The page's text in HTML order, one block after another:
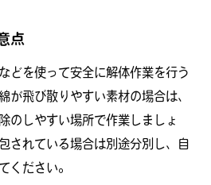
点
どを使って安全に解体作業を行う
が飛び散りやすい素材の場合は、
のしやすい場所で作業しましょ
されている場合は別途分別し、自
ください。